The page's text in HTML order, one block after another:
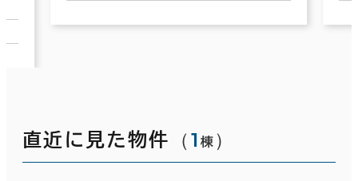
直近に見た物件 （1 棟 ）